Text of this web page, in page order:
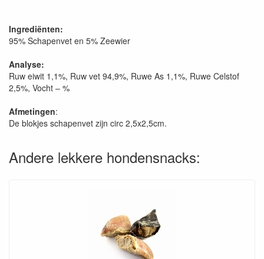
Ingrediënten:
95% Schapenvet en 5% Zeewier
Analyse:
Ruw eiwit 1,1%, Ruw vet 94,9%, Ruwe As 1,1%, Ruwe Celstof
2,5%, Vocht – %
Afmetingen:
De blokjes schapenvet zijn circ 2,5x2,5cm.
Andere lekkere hondensnacks: